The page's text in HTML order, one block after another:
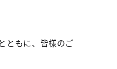
ともに、皆様のご